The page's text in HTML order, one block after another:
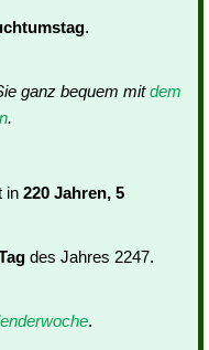
.
ganz bequem mitdem
.
in 220 Jahren, 5
des Jahres 2247.
.